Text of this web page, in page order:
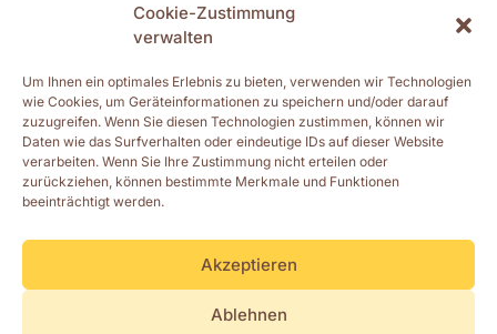
Cookie-Zustimmung
verwalten
Um Ihnen ein optimales Erlebnis zu bieten, verwenden wir Technologien
wie Cookies, um Geräteinformationen zu speichern und/oder darauf
zuzugreifen. Wenn Sie diesen Technologien zustimmen, können wir
Daten wie das Surfverhalten oder eindeutige IDs auf dieser Website
verarbeiten. Wenn Sie Ihre Zustimmung nicht erteilen oder
zurückziehen, können bestimmte Merkmale und Funktionen
beeinträchtigt werden.
Akzeptieren
Ablehnen
Quick Links
Mein Konto
Turnschläppli
Muki-, Elki- & Vakiturnen
Kindergarten & Schulstart